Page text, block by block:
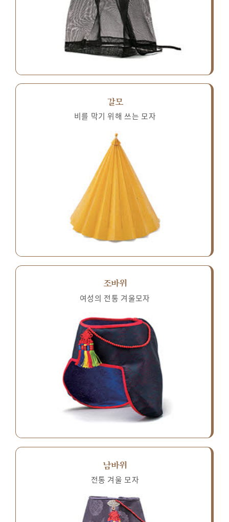
갈모
비를 막기 위해 쓰는 모자
조바위
여성의 전통 겨울모자
남바위
전통 겨울 모자